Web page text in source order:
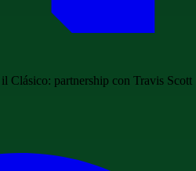
Clásico: partnership con Travis Scott